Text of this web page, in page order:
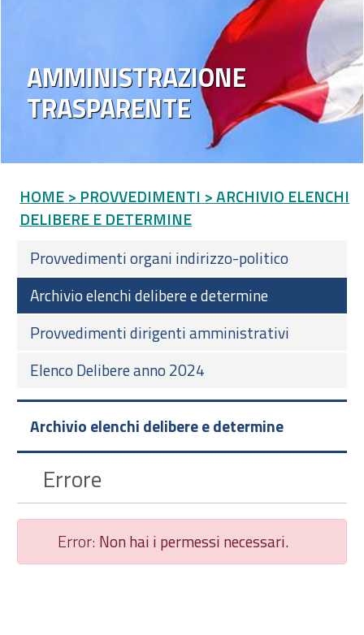
AMMINISTRAZIONE
TRASPARENTE
HOME > PROVVEDIMENTI > ARCHIVIO ELENCHI
DELIBERE E DETERMINE
Provvedimenti organi indirizzo-politico
Archivio elenchi delibere e determine
Provvedimenti dirigenti amministrativi
Elenco Delibere anno 2024
Archivio elenchi delibere e determine
Errore
Error: Non hai i permessi necessari.